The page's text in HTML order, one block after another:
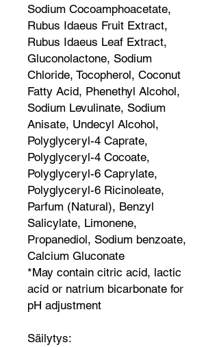
Sodium Cocoamphoacetate,
Rubus Idaeus Fruit Extract,
Rubus Idaeus Leaf Extract,
Gluconolactone, Sodium
Chloride, Tocopherol, Coconut
Fatty Acid, Phenethyl Alcohol,
Sodium Levulinate, Sodium
Anisate, Undecyl Alcohol,
Polyglyceryl-4 Caprate,
Polyglyceryl-4 Cocoate,
Polyglyceryl-6 Caprylate,
Polyglyceryl-6 Ricinoleate,
Parfum (Natural), Benzyl
Salicylate, Limonene,
Propanediol, Sodium benzoate,
Calcium Gluconate
*May contain citric acid, lactic
acid or natrium bicarbonate for
pH adjustment
Säilytys: